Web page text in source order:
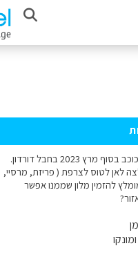
אני מעוניין בטיול כוכב בסוף מרץ 2023 בחבל דורדון.
לאן לטוס לצרפת ( פריזת, מרסיי,
להזמין מלון שממנו אפשר